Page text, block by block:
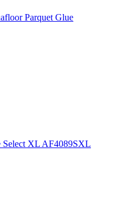
Parquet Glue
Select XL AF4089SXL